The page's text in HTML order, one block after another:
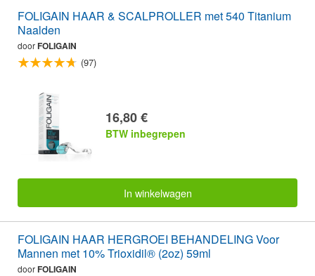
FOLIGAIN HAAR & SCALPROLLER met 540 Titanium
Naalden
doorFOLIGAIN
(97)
16,80 €
BTW inbegrepen
In winkelwagen
FOLIGAIN HAAR HERGROEI BEHANDELING Voor
Mannen met 10% Trioxidil® (2oz) 59ml
doorFOLIGAIN